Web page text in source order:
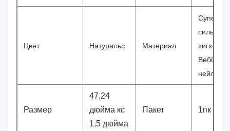
Цвет Натуральс Материал
Супер
сильный
хигх-
Веббинг
нейлона
Размер
47,24
дюйма кс
1,5 дюйма
Пакет 1пк